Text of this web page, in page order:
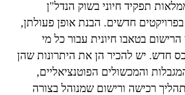
תפקיד חיוני בשוק הנדל"ן
חדשים. הבנת אופן פעולתן,
הרישום בטאבו חיונית עבור כל מי
חדש. יש להכיר הן את היתרונות שהן
והמכשולים הפוטנציאליים,
רכישה ורישום שמנוהל בצורה